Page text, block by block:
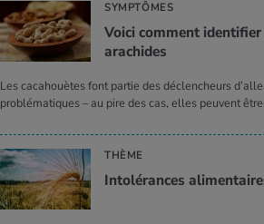
SYMPTÔMES
Voici comment
arachides
Les cacahouètes font partie des déclencheurs
problématiques – au pire des cas, elles peuvent
THÈME
Intolérances